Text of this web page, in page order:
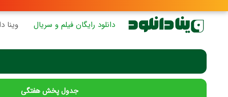
دانلود رایگان فیلم و سریال وینا
جدول پخش هفتگی